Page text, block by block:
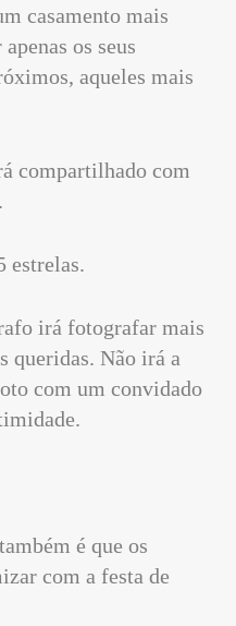
casamento mais
os seus
aqueles mais
compartilhado com
estrelas.
irá fotografar mais
queridas. Não irá a
com um convidado
é que os
com a festa de